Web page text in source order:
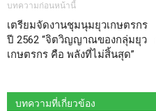
บทความก่อนหน้านี้
เตรียมจัดงานชุมนุมยุวเกษตรกร
ปี 2562 “จิตวิญญาณของกลุ่มยุว
เกษตรกร คือ พลังที่ไม่สิ้นสุด”
บทความที่เกี่ยวข้อง